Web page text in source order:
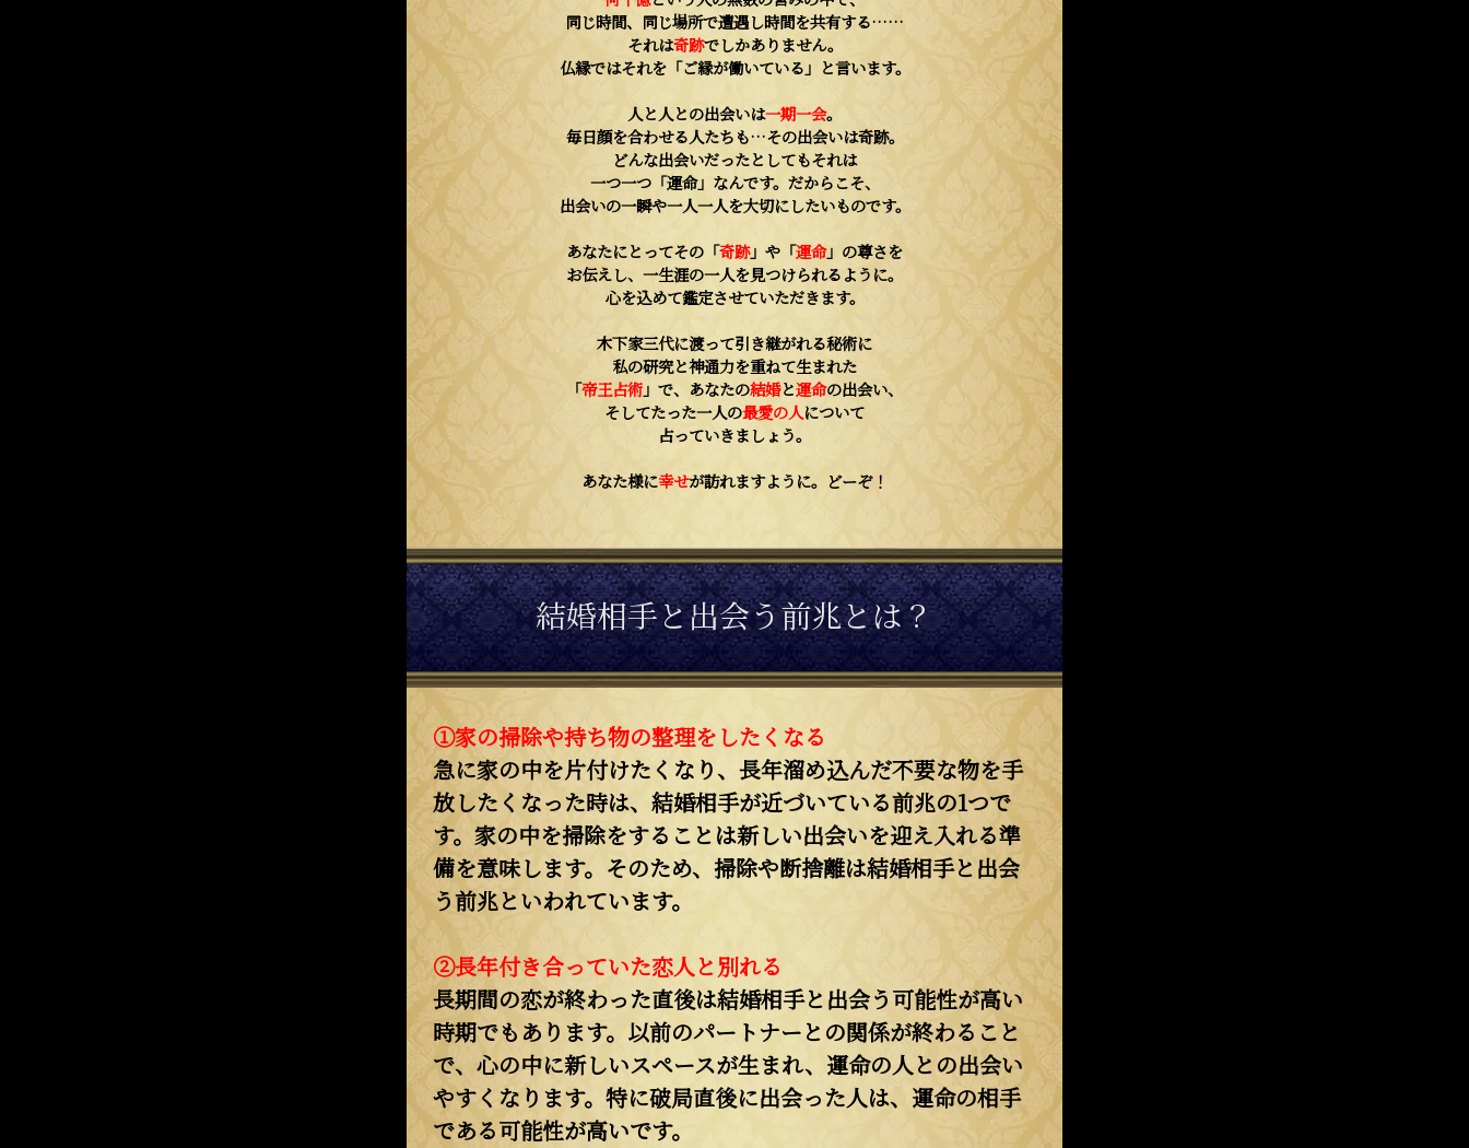
同じ時間、同じ場所で遭遇し時間を共有する……
それは奇跡でしかありません。
仏縁ではそれを「ご縁が働いている」と言います。
人と人との出会いは一期一会。
毎日顔を合わせる人たちも…その出会いは奇跡。
どんな出会いだったとしてもそれは
一つ一つ「運命」なんです。だからこそ、
出会いの一瞬や一人一人を大切にしたいものです。
あなたにとってその「奇跡」や「運命」の尊さを
お伝えし、一生涯の一人を見つけられるように。
心を込めて鑑定させていただきます。
木下家三代に渡って引き継がれる秘術に
私の研究と神通力を重ねて生まれた
「帝王占術」で、あなたの結婚と運命の出会い、
そしてたった一人の最愛の人について
占っていきましょう。
あなた様に幸せが訪れますように。どーぞ！
結婚相手と出会う前兆とは？
①家の掃除や持ち物の整理をしたくなる
急に家の中を片付けたくなり、長年溜め込んだ不要な物を手
放したくなった時は、結婚相手が近づいている前兆の1つで
す。家の中を掃除をすることは新しい出会いを迎え入れる準
備を意味します。そのため、掃除や断捨離は結婚相手と出会
う前兆といわれています。
②長年付き合っていた恋人と別れる
長期間の恋が終わった直後は結婚相手と出会う可能性が高い
時期でもあります。以前のパートナーとの関係が終わること
で、心の中に新しいスペースが生まれ、運命の人との出会い
やすくなります。特に破局直後に出会った人は、運命の相手
である可能性が高いです。